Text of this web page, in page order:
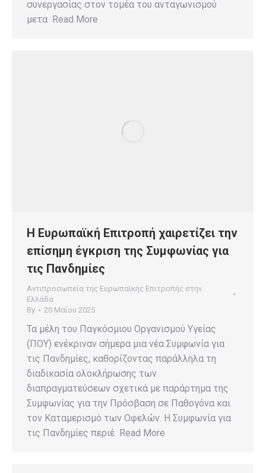
συνεργασίας στον τομέα του ανταγωνισμού
μετα Read More
Η Ευρωπαϊκή Επιτροπή χαιρετίζει την
επίσημη έγκριση της Συμφωνίας για
τις Πανδημίες
Αντιπροσωπεία της Ευρωπαϊκής Επιτροπής στην
Ελλάδα
By
20 Μαΐου 2025
Τα μέλη του Παγκόσμιου Οργανισμού Υγείας
(ΠΟΥ) ενέκριναν σήμερα μια νέα Συμφωνία για
τις Πανδημίες, καθορίζοντας παράλληλα τη
διαδικασία ολοκλήρωσης των
διαπραγματεύσεων σχετικά με παράρτημα της
Συμφωνίας για την Πρόσβαση σε Παθογόνα και
τον Καταμερισμό των Οφελών. Η Συμφωνία για
τις Πανδημίες περιέ Read More